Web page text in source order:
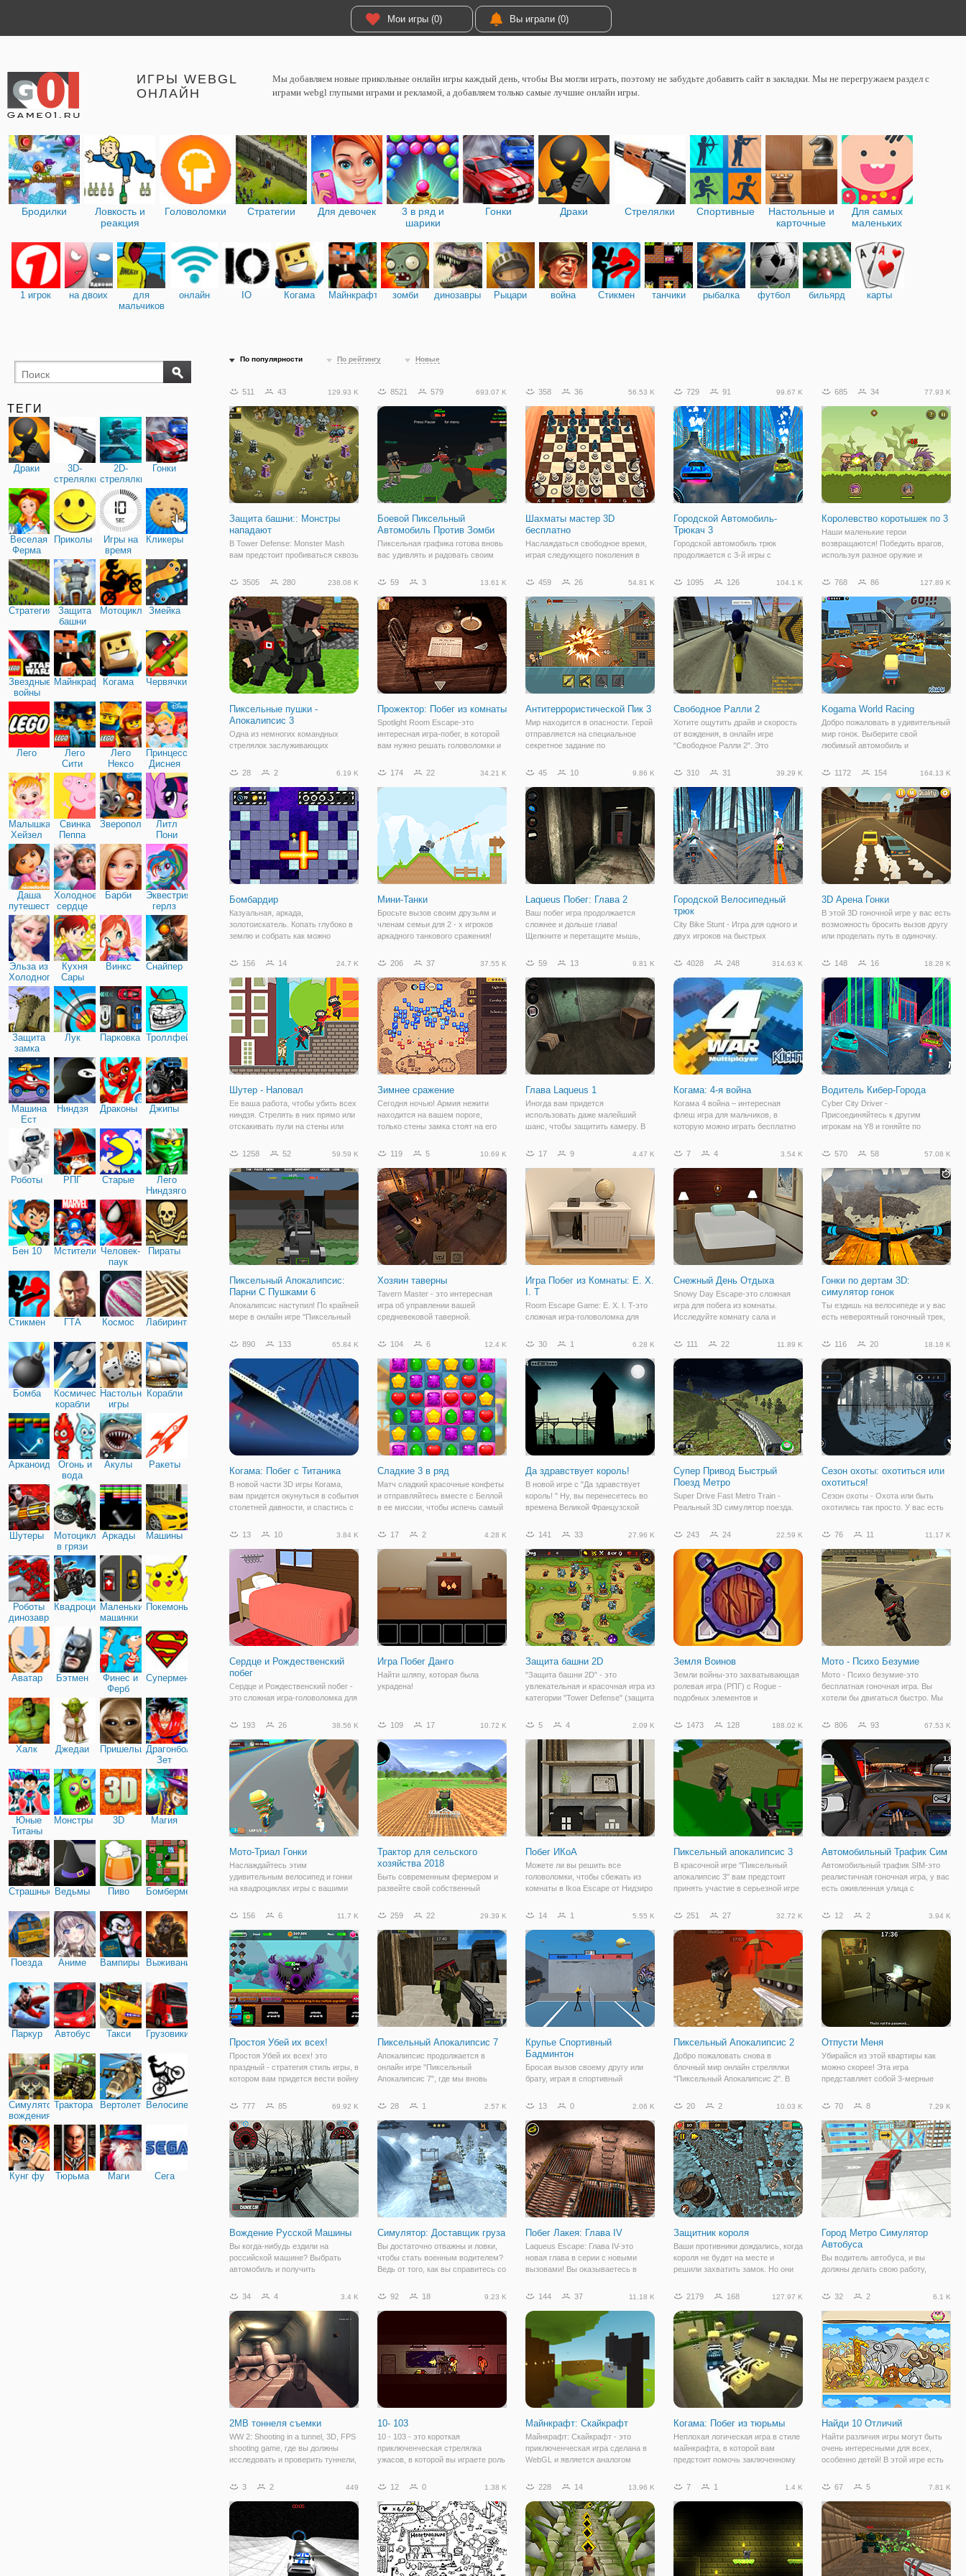
Мои игры (0) Вы играли (0)
ИГРЫ WEBGL
ОНЛАЙН
Мы добавляем новые прикольные онлайн игры каждый день, чтобы Вы могли играть, поэтому не забудьте добавить сайт в закладки. Мы не перегружаем раздел с
играми webgl глупыми играми и рекламой, а добавляем только самые лучшие онлайн игры.
Бродилки
Ловкость и
реакция
Головоломки Стратегии Для девочек
3 в ряд и
шарики
Гонки Драки Стрелялки Спортивные
Настольные и
карточные
Для самых
маленьких
1 игрок на двоих
для
мальчиков
онлайн IO Когама Майнкрафт зомби динозавры Рыцари война Стикмен танчики рыбалка футбол бильярд карты
ТЕГИ
Драки
3D-
стрелялки
2D-
стрелялки
Гонки
Веселая
Ферма
Приколы
Игры на
время
Кликеры
Стратегия
Защита
башни
МотоциклыЗмейка
Звездные
войны
МайнкрафтКогама Червячки
Лего
Лего
Сити
Лего
Нексо
Найтс
Принцессы
Диснея
Малышка
Хейзел
Свинка
Пеппа
Зверополис
Литл
Пони
Дружба
Даша
путешественница
Холодное
сердце
Барби
Эквестрия
герлз
Эльза из
Холодного
сердца
Кухня
Сары
Винкс Снайпер
Защита
замка
Лук Парковка Троллфейс
Машина
Ест
Машину
Ниндзя Драконы Джипы
Роботы РПГ Старые
Лего
Ниндзяго
Бен 10 Мстители Человек-
паук
Пираты
Стикмен ГТА Космос Лабиринты
Бомба
Космические
корабли
Настольные
игры
Корабли
Арканоид
Огонь и
вода
Акулы Ракеты
Шутеры
Мотоциклы
в грязи
Аркады Машины
Роботы
динозавры
КвадроциклыМаленькие
машинки
Покемоны
Аватар Бэтмен
Финес и
Ферб
Супермен
Халк Джедаи ПришельцыДрагонболл
Зет
Юные
Титаны
Монстры 3D Магия
Страшные Ведьмы Пиво Бомбермен
Поезда Аниме Вампиры Выживание
Паркур Автобус Такси Грузовики
Симулятор
вождения
Трактора ВертолетыВелосипед
Кунг фу Тюрьма Маги Сега
По популярности По рейтингу Новые
511 43 129.93 K
Защита башни:: Монстры
нападают
В Tower Defense: Monster Mash
вам предстоит пробиваться сквозь
уровнях. Размещайте башни в
различные типы атак, постоянно
улучшайте их, чтобы иметь
возможность
8521 579 693.07 K
Боевой Пиксельный
Автомобиль Против Зомби
Пиксельная графика готова вновь
вас удивлять и радовать своим
Пиксельный Автомобиль Против
представленная в трехмерной
пиксельной графике. За счет
хорошего движка
358 36 56.53 K
Шахматы мастер 3D
бесплатно
Наслаждаться свободное время,
играя следующего поколения в
игровой процесс заставит
сражение между темной стороной
и светлой. Используйте умные
стратегии, чтобы
729 91 99.67 K
Городской Автомобиль-
Трюкач 3
Городской автомобиль трюк
продолжается с 3-й игры с
городской автомобиль трюк 3
реалистичным и ослепительный
автомобиль! Попробуйте пройти 6
различных трасс в игре
685 34 77.93 K
Королевство коротышек по 3
Наши маленькие герои
возвращаются! Победить врагов,
используя разное оружие и
Улучшайте свои войска новые
чтобы завоевать все царства.
3505 280 238.08 K
Пиксельные пушки -
Апокалипсис 3
Одна из немногих командных
стрелялок заслуживающих
графики, игра приобретает особый
кубическим формам. Задача одна
– настрелять как можно больше
квадратных голов. Да и
59 3 13.61 K
Прожектор: Побег из комнаты
Spotlight Room Escape-это
интересная игра-побег, в которой
вам нужно решать головоломки и
Можете ли вы найти решение этой
которые вы можете найти? Вы
459 26 54.81 K
Антитеррористической Пик 3
Мир находится в опасности. Герой
отправляется на специальное
секретное задание по
преступников. Наш агент
врагам. Ваша задача заключается
в контроле дополнительное
оружие:
1095 126 104.1 K
Свободное Ралли 2
Хотите ощутить драйв и скорость
от вождения, в онлайн игре
"Свободное Ралли 2". Это
предстоит сыграть в роли гонщика
Катайтесь по городу или
соревнуйтесь в
768 86 127.89 K
Kogama World Racing
Добро пожаловать в удивительный
мир гонок. Выберите свой
любимый автомобиль и
всего мира. Или помериться
игра, чтобы играть, здесь у нас
есть много
28 2 6.19 K
Бомбардир
Казуальная, аркада,
золотоискатель. Копать глубоко в
землю и собрать как можно
как вы можете. Используйте
и искать золото, алмазы и бонусы.
Времени никогда
174 22 34.21 K
Мини-Танки
Бросьте вызов своим друзьям и
членам семьи для 2 - х игроков
аркадного танкового сражения!
употребление съемки Игры
игрока участвовать в огромных
взрывчатки! С
45 10 9.86 K
Laqueus Побег: Глава 2
Ваш побег игра продолжается
сложнее и дольше глава!
Щелкните и перетащите мышь,
чтобы осмотреть
использовать пункт, выберите его
в инвентаре, затем нажмите на
310 31 39.29 K
Городской Велосипедный
трюк
City Bike Stunt - Игра для одного и
двух игроков на быстрых
идеальный мотоцикл и начните
закончите 6 различных гонок
вовремя, вы можете
разблокировать мощные
1172 154 164.13 K
3D Арена Гонки
В этой 3D гоночной игре у вас есть
возможность бросить вызов другу
или проделать путь в одиночку.
или в режиме одного игрока. Здесь
красочный и мультяшный
156 14 24.7 K
Шутер - Наповал
Ее ваша работа, чтобы убить всех
ниндзя. Стрелять в них прямо или
отскакивать пули на стены или
реакцию и в конечном итоге убить
уровней захватывающих уровней.
206 37 37.55 K
Зимнее сражение
Сегодня ночью! Армия нежити
находится на вашем пороге,
только стены замка стоят на его
Выдержать осаду и продержаться
не может упасть. Выживание
потребует
59 13 9.81 K
Глава Laqueus 1
Иногда вам придется
использовать даже малейший
шанс, чтобы защитить камеру. В
нет ничего, кроме нескольких
ли вы найти выход и получить
ключи от важных
4028 248 314.63 K
Когама: 4-я война
Когама 4 война – интересная
флеш игра для мальчиков, в
которую можно играть бесплатно
времени. Действие игры
мире, где идет война между двумя
кланами. Вам нужно
148 16 18.28 K
Водитель Кибер-Города
Cyber City Driver -
Присоединяйтесь к другим
игрокам на Y8 и гоняйте по
пандусам и платформам в
своему другу и выберите кибер-
автомобили и примите участие в
1258 52 59.59 K
Пиксельный Апокалипсис:
Парни С Пушками 6
Апокалипсис наступил! По крайней
мере в онлайн игре "Пиксельный
6". В шестой части шутера вас
персонажей, локаций и заданий.
Это будет серьезная битва, в
которой
119 5 10.69 K
Хозяин таверны
Tavern Master - это интересная
игра об управлении вашей
средневековой таверной.
ресторанным бизнесом таверны и
бармен, персонал и шеф-повар,
чтобы помочь вам управлять
17 9 4.47 K
Игра Побег из Комнаты: E. X.
I. T
Room Escape Game: E. X. I. T-это
сложная игра-головоломка для
стратегию побега в этой
Escape Exit! Вы попали в ловушку
в комнате, из которой вы будете
делать все,
7 4 3.54 K
Снежный День Отдыха
Snowy Day Escape-это сложная
игра для побега из комнаты.
Исследуйте комнату сала и
найти подсказки о том, как
игра побега из комнаты, которая
может
570 58 57.08 K
Гонки по дертам 3D:
симулятор гонок
Ты ездишь на велосипеде и у вас
есть невероятный гоночный трек,
адреналина и попытаться
закончить каждый уровень.
Графики не имеют себе равных, а
разнообразие игровых
890 133 65.84 K
Когама: Побег с Титаника
В новой части 3D игры Когама,
вам придется окунуться в события
столетней давности, и спастись с
истории - Титаника. Когда люди
то даже не думали, что
большинство
104 6 12.4 K
Сладкие 3 в ряд
Матч сладкий красочные конфеты
и отправляйтесь вместе с Беллой
в ее миссии, чтобы испечь самый
друзей.
30 1 6.28 K
Да здравствует король!
В новой игре с "Да здравствует
король! " Ну, вы перенесетесь во
времена Великой Французской
буржуазии удалось наказать
смертью. Аристократы и
111 22 11.89 K
Супер Привод Быстрый
Поезд Метро
Super Drive Fast Metro Train -
Реальный 3D симулятор поезда.
ответственность за то, чтобы
месту назначения. Приятной вам
игры!
116 20 18.18 K
Сезон охоты: охотиться или
охотиться!
Сезон охоты - Охота или быть
охотились так просто. У вас есть
есть, улучшайте свое оружие,
получите больше шансов
охотиться это. Как закончится
время, вы должны
13 10 3.84 K
Сердце и Рождественский
побег
Сердце и Рождественский побег -
это сложная игра-головоломка для
рождественской темой. Кажется,
билет и воспользоваться
гондольным подъемником. Но
перед этим вам нужно
17 2 4.28 K
Игра Побег Данго
Найти шляпу, которая была
украдена!
141 33 27.96 K
Защита башни 2D
"Защита башни 2D" - это
увлекательная и красочная игра из
категории "Tower Defense" (защита
предстоит защитить свою
монстров и сил зла. На игровом
поле вы видите
243 24 22.59 K
Земля Воинов
Земли войны-это захватывающая
ролевая игра (РПГ) с Rogue -
подобных элементов и
можете использовать несколько
стрелы, и даже волшебный посох
для сражения с
76 11 11.17 K
Мото - Психо Безумие
Мото - Психо безумие-это
бесплатная гоночная игра. Вы
хотели бы двигаться быстро. Мы
быстро. Это делает тебя с ума?
быстро двигаться на мотоцикле.
Мото - психо
193 26 38.56 K
Мото-Триал Гонки
Наслаждайтесь этим
удивительным велосипед и гонки
на квадроциклах игры с вашими
разделенного экрана игрока.
первое место, чтобы заработать
деньги и
109 17 10.72 K
Трактор для сельского
хозяйства 2018
Быть современным фермером и
развейте свой собственный
тяжелую работу на поле, но все
вознаграждены. Водить трактор и
harverster и выполнять различные
сельскохозяйственные
5 4 2.09 K
Побег ИКоА
Можете ли вы решить все
головоломки, чтобы сбежать из
комнаты в Ikoa Escape от Нидзиро
попытайтесь найти или
объект, который может дать вам
подсказку о том, как
1473 128 188.02 K
Пиксельный апокалипсис 3
В красочной игре "Пиксельный
апокалипсис 3" вам предстоит
принять участие в серьезной игре
собой шутер в пиксельном стиле и
Вы можете присоединиться либо к
806 93 67.53 K
Автомобильный Трафик Сим
Автомобильный трафик SIM-это
реалистичная гоночная игра, у вас
есть оживленная улица с
придется взять на топливо или под
хотите быть расслаблены у вас
бесконечная
156 6 11.7 K
Простоя Убей их всех!
Простоя Убей их всех! это
праздный - стратегия стиль игры, в
котором вам придется вести войну
которые попытаются завоевать
подразделения, объединить их, и
259 22 29.39 K
Пиксельный Апокалипсис 7
Апокалипсис продолжается в
онлайн игре "Пиксельный
Апокалипсис 7", где мы вновь
необычных пиксельных
собой шутер в 3Д графике и с
увлекательным геймплеем. В
14 1 5.55 K
Крупье Спортивный
Бадминтон
Бросая вызов своему другу или
брату, играя в спортивный
выберите своего персонажа
матч. Покажите свои спортивные
способности и не дайте проиграть
матч. Выберите
251 27 32.72 K
Пиксельный Апокалипсис 2
Добро пожаловать снова в
блочный мир онлайн стрелялки
"Пиксельный Апокалипсис 2". В
у вас больше возможностей и
выберите карту и оружие на свое
усмотрение. Можете
12 2 3.94 K
Отпусти Меня
Убирайся из этой квартиры как
можно скорее! Эта игра
представляет собой 3-мерные
позволяет вам всего в 20 минутах
быстро!
777 85 69.92 K
Вождение Русской Машины
Вы когда-нибудь ездили на
российской машине? Выбрать
автомобиль и получить
чудесными машинами с
чувствовать себя. Вы можете
записывать и воспроизводить
свой диск и выбрать
28 1 2.57 K
Симулятор: Доставщик груза
Вы достаточно отважны и ловки,
чтобы стать военным водителем?
Ведь от того, как вы справитесь со
оснащенность всей армии. В
Доставщик груза" вам предстоит
13 0 2.06 K
Побег Лакея: Глава IV
Laqueus Escape: Глава IV-это
новая глава в серии с новыми
вызовами! Вы оказываетесь в
нижней палубой, чтобы двигаться
Вам нужно выяснить и найти свой
путь.
20 2 10.03 K
Защитник короля
Ваши противники дождались, когда
короля не будет на месте и
решили захватить замок. Но они
стража, которая готова дать отпор
стратег и защитите замок
70 8 7.29 K
Город Метро Симулятор
Автобуса
Вы водитель автобуса, и вы
должны делать свою работу,
автостанции им нужно, вы можете
местности. Особенности •
несколько автобусных скины •
сред 2 • несколько
34 4 3.4 K
2МВ тоннеля съемки
WW 2: Shooting in a tunnel, 3D, FPS
shooting game, где вы должны
исследовать и проверить туннели,
враги, и избавиться от них. Уровни
очень осторожным, потому
92 18 9.23 K
10- 103
10 - 103 - это короткая
приключенческая стрелялка
ужасов, в которой вы играете роль
пробирающегося через темный ад,
объектом. В исследовательском
центре Aegis было
144 37 11.18 K
Майнкрафт: Скайкрафт
Майнкрафт: Скайкрафт - это
приключенческая игра сделана в
WebGL и является аналогом
(Minecraft). Здесь мы перенесемся
пиксельной графики, и будем
исследовать локацию,
2179 168 127.97 K
Когама: Побег из тюрьмы
Неплохая логическая игра в стиле
майнкрафта, в которой вам
предстоит помочь заключенному
есть возможность использовать
из уровней (торты, бомбы, ножи и
32 2 6.1 K
Найди 10 Отличий
Найти различия игры могут быть
очень интересными для всех,
особенно детей! В этой игре есть
каждом уровне вы увидите две
отличий. Обратите внимание, что
3 2 449 12 0 1.38 K 228 14 13.96 K 7 1 1.4 K 67 5 7.81 K